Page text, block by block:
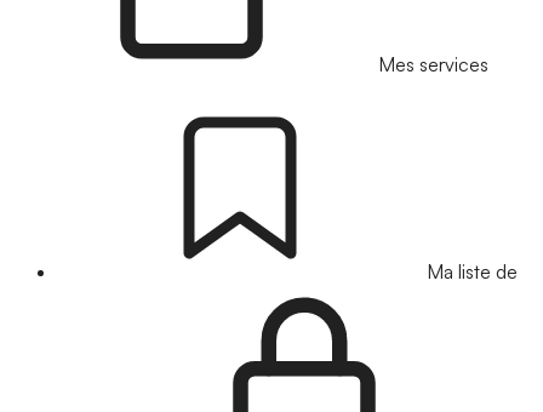
Mes services
Ma liste de